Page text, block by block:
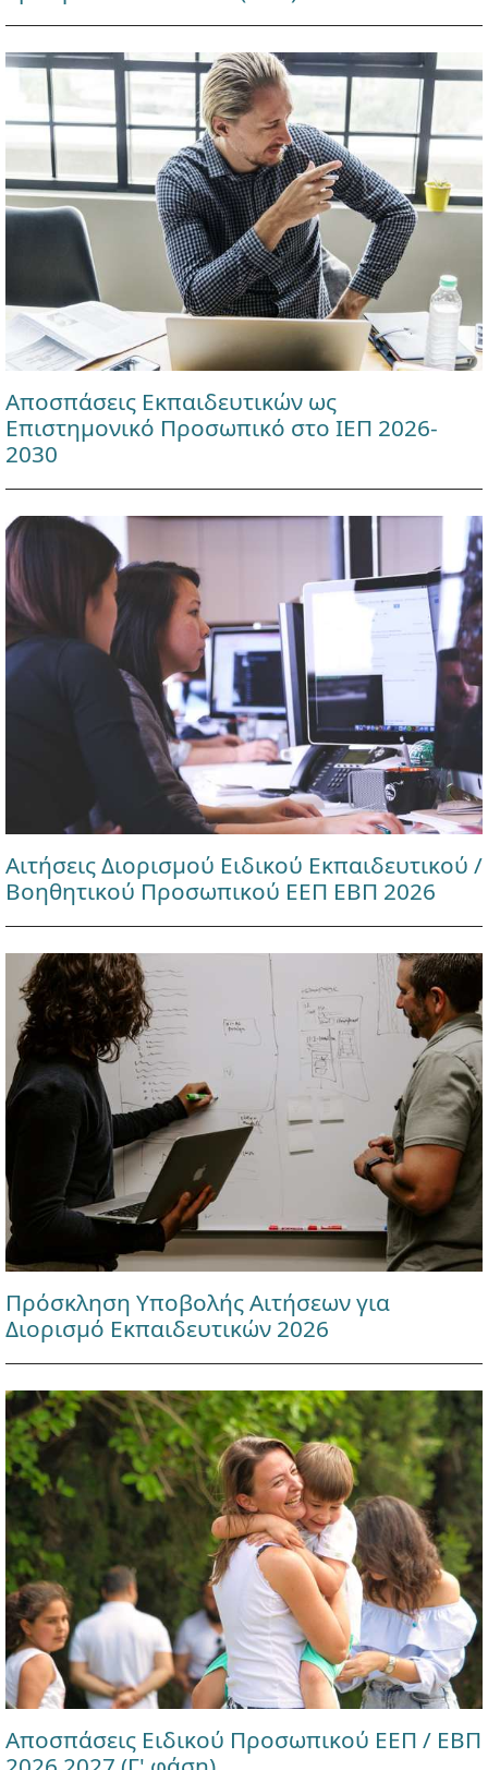
Αποσπάσεις Εκπαιδευτικών ως
Επιστημονικό Προσωπικό στο ΙΕΠ 2026-
2030
Αιτήσεις Διορισμού Ειδικού Εκπαιδευτικού /
Βοηθητικού Προσωπικού ΕΕΠ ΕΒΠ 2026
Πρόσκληση Υποβολής Αιτήσεων για
Διορισμό Εκπαιδευτικών 2026
Αποσπάσεις Ειδικού Προσωπικού ΕΕΠ / ΕΒΠ